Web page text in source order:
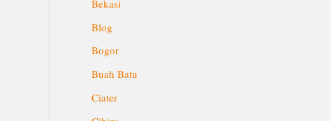
Bekasi
Blog
Bogor
Buah Batu
Ciater